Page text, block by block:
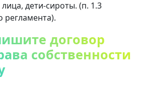
дети-сироты. (п. 1.3
регламента).
договор
собственности